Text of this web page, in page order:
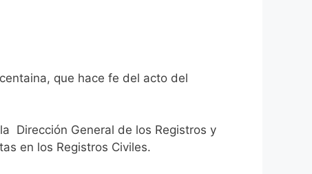
que hace fe del acto del
Dirección General de los Registros y
en los Registros Civiles.